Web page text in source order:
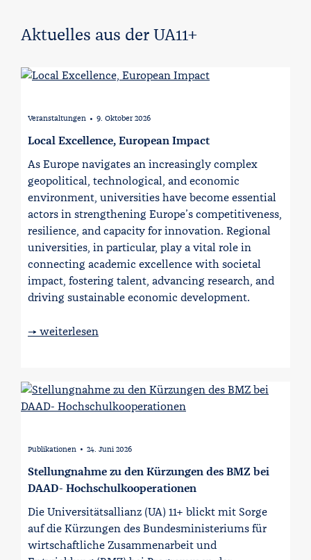
Aktuelles aus der UA11+
Veranstaltungen ∙ 9. Oktober 2026
Local Excellence, European Impact
As Europe navigates an increasingly complex
geopolitical, technological, and economic
environment, universities have become essential
actors in strengthening Europe’s competitiveness,
resilience, and capacity for innovation. Regional
universities, in particular, play a vital role in
connecting academic excellence with societal
impact, fostering talent, advancing research, and
driving sustainable economic development.
→ weiterlesen
Publikationen ∙ 24. Juni 2026
Stellungnahme zu den Kürzungen des BMZ bei
DAAD- Hochschulkooperationen
Die Universitätsallianz (UA) 11+ blickt mit Sorge
auf die Kürzungen des Bundesministeriums für
wirtschaftliche Zusammenarbeit und